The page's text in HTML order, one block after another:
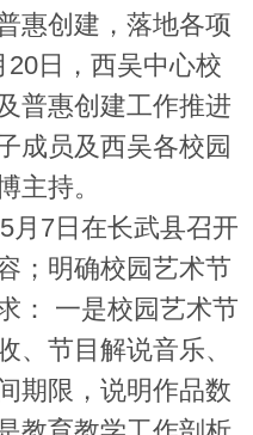
惠创建，落地各项
日，西吴中心校
普惠创建工作推进
成员及西吴各校园
主持。
7日在长武县召开
；明确校园艺术节
： 一是校园艺术节
、节目解说音乐、
期限，说明作品数